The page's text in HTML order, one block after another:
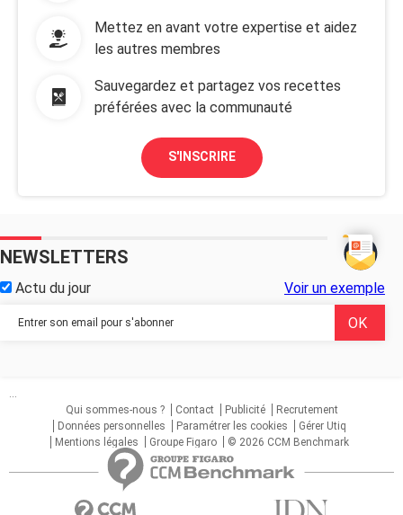
Mettez en avant votre expertise et aidez
les autres membres
Sauvegardez et partagez vos recettes
préférées avec la communauté
S'INSCRIRE
NEWSLETTERS
Actu du jour Voir un exemple
...
Qui sommes-nous ?
Contact Publicité
Recrutement
Données personnelles
Paramétrer les cookies
Gérer Utiq
Mentions légales
Groupe Figaro © 2026 CCM Benchmark